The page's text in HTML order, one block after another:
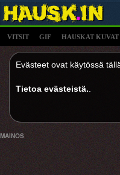
VITSIT GIF HAUSKAT KUVAT
Evästeet ovat käytössä
Tietoa evästeistä.
MAINOS